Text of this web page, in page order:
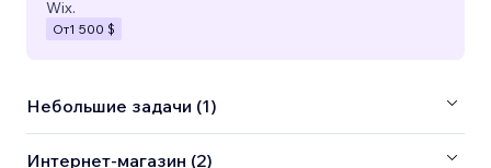
Wix.
От1 500 $
Небольшие задачи (1)
Интернет-магазин (2)